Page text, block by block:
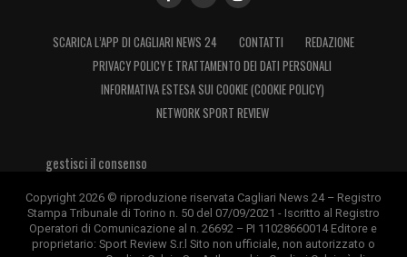
SCARICA L’APP DI CAGLIARI NEWS 24 CONTATTI
REDAZIONE
PRIVACY POLICY E TRATTAMENTO DEI DATI PERSONALI
INFORMATIVA ESTESA SUI COOKIE (COOKIE POLICY)
NETWORK SPORT REVIEW
gestisci il consenso
Copyright 2026 © riproduzione riservata Cagliari News 24 – Registro
Stampa Tribunale di Torino n. 50 del 07/09/2021 - Iscritto al Registro
Operatori di Comunicazione al n. 26692 – PI 11028660014 Editore e
proprietario: Sport Review S.r.l Sito non ufficiale, non autorizzato o